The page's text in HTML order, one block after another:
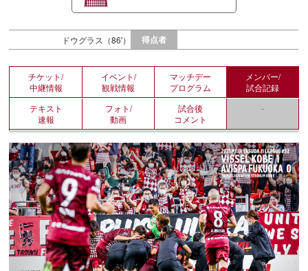
ドウグラス（86'） 得点者
チケット/
中継情報
イベント/
観戦情報
マッチデー
プログラム
メンバー/
試合記録
テキスト
速報
フォト/
動画
試合後
コメント
-